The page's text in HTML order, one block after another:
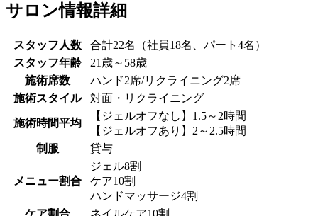
サロン情報詳細
スタッフ人数
合計22名（社員18名、パート4名）
スタッフ年齢
21歳～58歳
施術席数
ハンド2席/リクライニング2席
施術スタイル
対面・リクライニング
施術時間平均
【ジェルオフなし】1.5～2時間
【ジェルオフあり】2～2.5時間
制服
貸与
メニュー割合
ジェル8割
ケア10割
ハンドマッサージ4割
ケア割合
ネイルケア10割